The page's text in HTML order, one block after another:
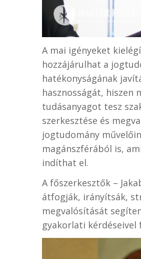
A mai igényeket
hozzájárulhat a
hatékonyságának
hasznosságát,
tudásanyagot tesz
szerkesztése és
jogtudomány
magánszférából is,
indíthat el.
A főszerkesztők –
átfogják, irányítsák,
megvalósítását
gyakorlati